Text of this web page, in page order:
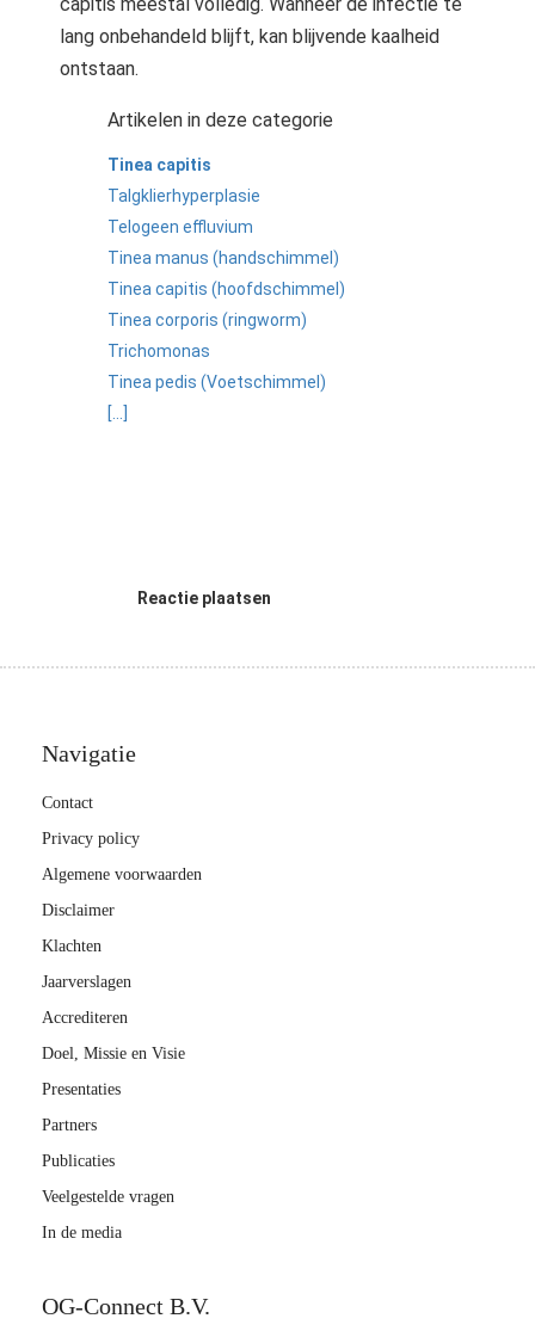
lang onbehandeld blijft, kan blijvende kaalheid
ontstaan.
Artikelen in deze categorie
Tinea capitis
Talgklierhyperplasie
Telogeen effluvium
Tinea manus (handschimmel)
Tinea capitis (hoofdschimmel)
Tinea corporis (ringworm)
Trichomonas
Tinea pedis (Voetschimmel)
[...]
Reactie plaatsen
Navigatie
Contact
Privacy policy
Algemene voorwaarden
Disclaimer
Klachten
Jaarverslagen
Accrediteren
Doel, Missie en Visie
Presentaties
Partners
Publicaties
Veelgestelde vragen
In de media
OG-Connect B.V.